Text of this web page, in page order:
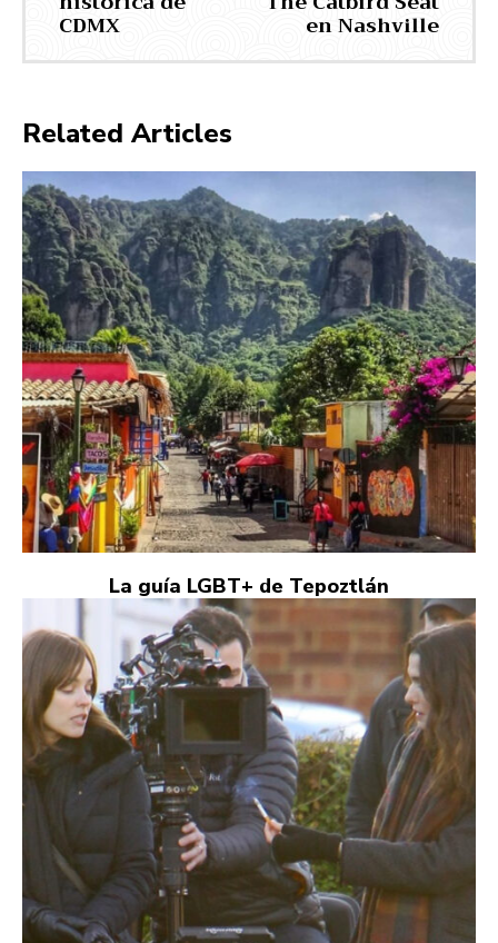
CDMX en Nashville
Related Articles
La guía LGBT+ de Tepoztlán